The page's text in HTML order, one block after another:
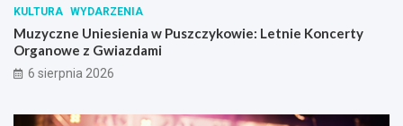
KULTURA WYDARZENIA
Muzyczne Uniesienia w Puszczykowie: Letnie Koncerty
Organowe z Gwiazdami
6 sierpnia 2026